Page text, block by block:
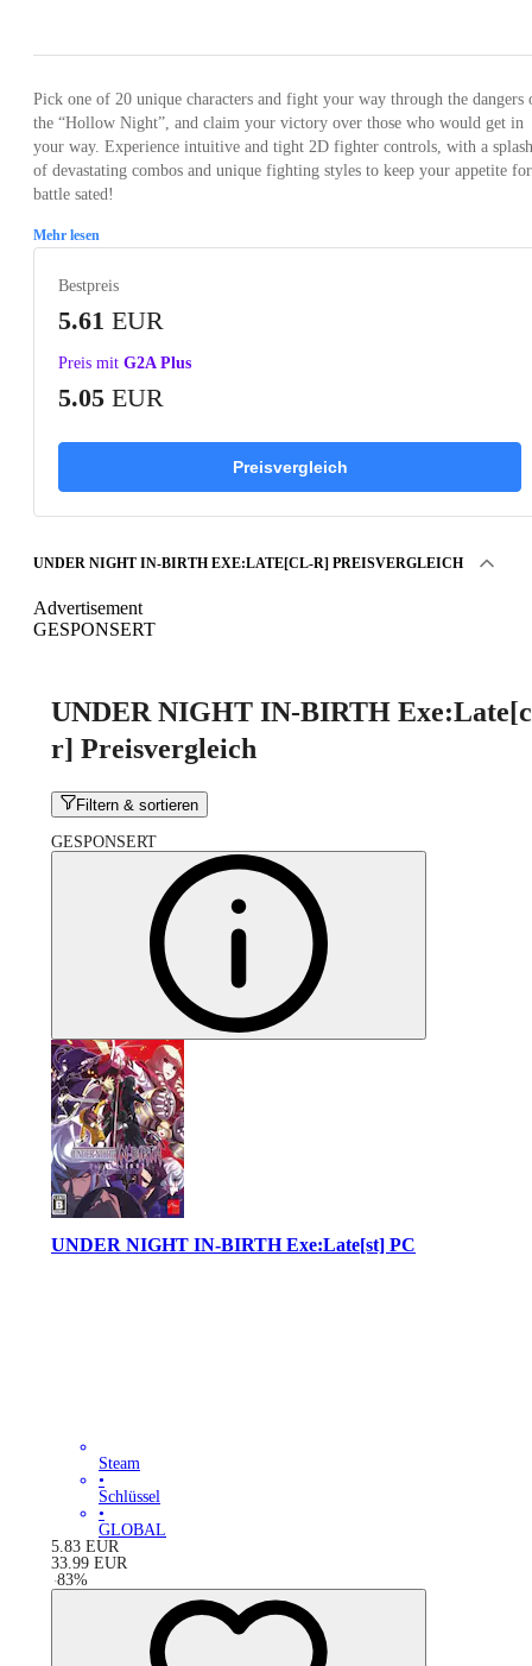
Pick one of 20 unique characters and fight your way through the dangers
the “Hollow Night”, and claim your victory over those who would get in
your way. Experience intuitive and tight 2D fighter controls, with a splash
of devastating combos and unique fighting styles to keep your appetite for
battle sated!
Mehr lesen
Bestpreis
5.61 EUR
Preis mit G2A Plus
5.05 EUR
Preisvergleich
UNDER NIGHT IN-BIRTH EXE:LATE[CL-R] PREISVERGLEICH
Advertisement
GESPONSERT
UNDER NIGHT IN-BIRTH
r] Preisvergleich
Filtern & sortieren
GESPONSERT
UNDER NIGHT IN-BIRTH Exe:Late[st] PC
Steam
•
Schlüssel
•
GLOBAL
5.83 EUR
33.99 EUR
-83%